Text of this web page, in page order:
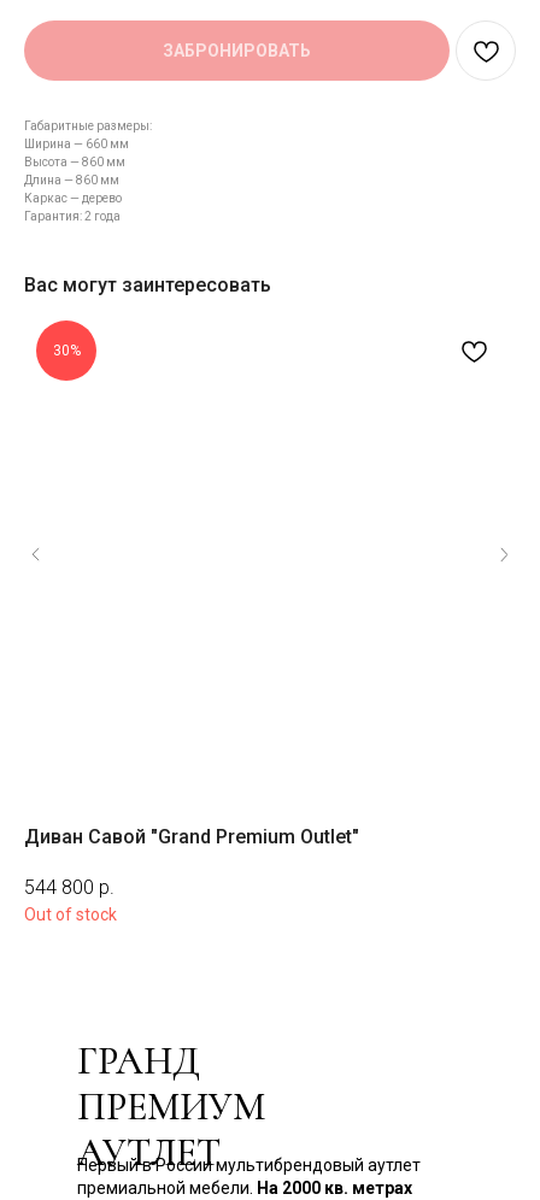
ЗАБРОНИРОВАТЬ
Габаритные размеры:
Ширина — 660 мм
Высота — 860 мм
Длина — 860 мм
Каркас — дерево
Гарантия: 2 года
Вас могут заинтересовать
30%
Диван Савой "Grand Premium Outlet"
544 800 р.
Out of stock
ГРАНД
ПРЕМИУМ
АУТЛЕТ
Первый в России мультибрендовый аутлет
премиальной мебели. На 2000 кв. метрах